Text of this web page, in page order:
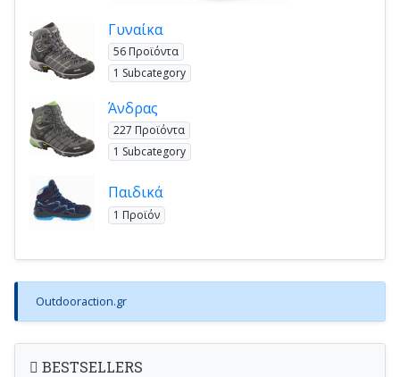
Γυναίκα
56 Προϊόντα
1 Subcategory
Άνδρας
227 Προϊόντα
1 Subcategory
Παιδικά
1 Προϊόν
Outdooraction.gr
BESTSELLERS